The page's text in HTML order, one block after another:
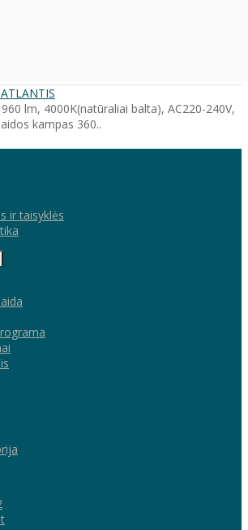
lm, 4000K(natūraliai balta), AC220-240V,
kampas 360..
ir taisyklės